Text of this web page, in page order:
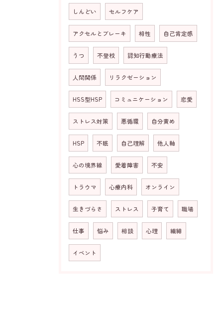
しんどい セルフケア
アクセルとブレーキ 相性 自己肯定感
うつ 不登校 認知行動療法
人間関係 リラクゼーション
HSS型HSP コミュニケーション 恋愛
ストレス対策 悪循環 自分責め
HSP 不眠 自己理解 他人軸
心の境界線 愛着障害 不安
トラウマ 心療内科 オンライン
生きづらさ ストレス 子育て 職場
仕事 悩み 相談 心理 繊細
イベント